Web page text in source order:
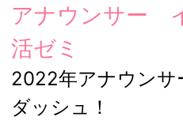
アナウンサー
活ゼミ
2022年アナウンサ
ダッシュ！